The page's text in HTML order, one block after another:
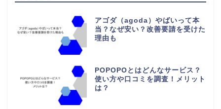
アゴダ（agoda）やばいって本
当？なぜ安い？改善要請を受けた
理由も
POPOPOとはどんなサービス？
使い方や口コミを調査！メリット
は？